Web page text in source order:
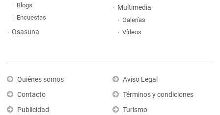
Blogs
Encuestas
Osasuna
Multimedia
Galerías
Vídeos
Quiénes somos
Contacto
Publicidad
Aviso Legal
Términos y condiciones
Turismo